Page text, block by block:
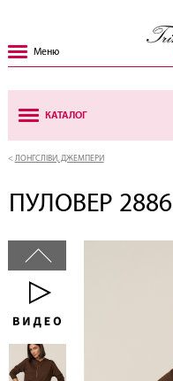
Меню
КАТАЛОГ
ЛОНГСЛІВИ, ДЖЕМПЕРИ
ПУЛОВЕР 2886